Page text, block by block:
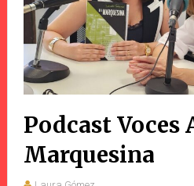
Podcast Voces
Marquesina